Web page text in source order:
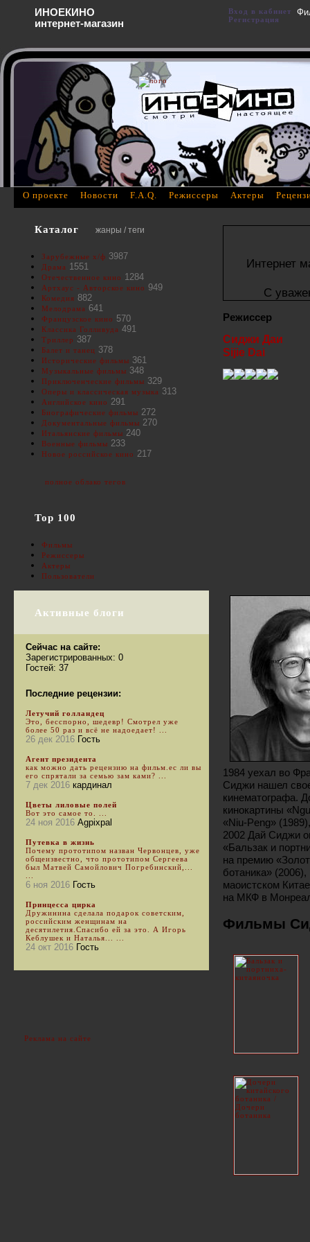
Интернет
С
Режиссер
Сиджи Даи
Sijie Dai
1984 уехал во
Сиджи нашел
кинематографа.
кинокартины
«Niu-Peng»
2002 Дай Сиджи
«Бальзак и
на премию
ботаника»
маоистском
на МКФ в
Фильмы
Каталог жанры / теги
Зарубежные х/ф 3987
Драма 1551
Отечественное кино 1284
Артхаус - Авторское кино 949
Комедия 882
Мелодрама 641
Французское кино 570
Классика Голливуда 491
Триллер 387
Балет и танец 378
Исторические фильмы 361
Музыкальные фильмы 348
Приключенческие фильмы 329
Оперы и классическая музыка 313
Английское кино 291
Биографические фильмы 272
Документальные фильмы 270
Итальянские фильмы 240
Военные фильмы 233
Новое российское кино 217
полное облако тегов
Top 100
Фильмы
Режиссеры
Актеры
Пользователи
Активные блоги
Сейчас на сайте:
Зарегистрированных: 0
Гостей: 37
Последние рецензии:
Летучий голландец
Это, бесспорно, шедевр! Смотрел уже
более 50 раз и всё не надоедает! ...
26 дек 2016 Гость
Агент президента
как можно дать рецензию на фильм.ес ли вы
его спрятали за семью зам ками? ...
7 дек 2016 кардинал
Цветы лиловые полей
Вот это самое то. ...
24 ноя 2016 Agpixpal
Путевка в жизнь
Почему прототипом назван Червонцев, уже
общеизвестно, что прототипом Сергеева
был Матвей Самойлович Погребинский,...
6 ноя 2016 Гость
Принцесса цирка
Дружинина сделала подарок советским,
российским женщинам на
десятилетия.Спасибо ей за это. А Игорь
Кеблушек и Наталья... ...
24 окт 2016 Гость
Реклама на сайте
О проекте Новости F.A.Q. Режиссеры Актеры
ИНОЕКИНО
интернет-магазин
Вход в кабинет
Регистрация